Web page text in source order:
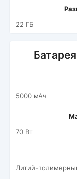
22 ГБ
Батарея
5000 мАч
70 Вт
Литий-